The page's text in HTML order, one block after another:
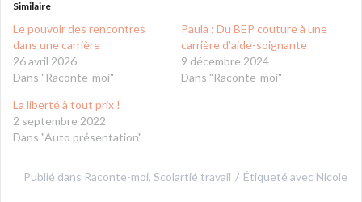
Similaire
Le pouvoir des rencontres
dans une carrière
26 avril 2026
Dans "Raconte-moi"
Paula : Du BEP couture à une
carrière d’aide-soignante
9 décembre 2024
Dans "Raconte-moi"
La liberté à tout prix !
2 septembre 2022
Dans "Auto présentation"
Publié dans Raconte-moi, Scolartié travail Étiqueté avec Nicole